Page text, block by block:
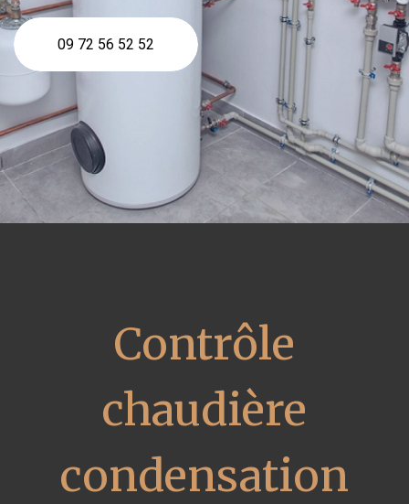
09 72 56 52 52
Contrôle
chaudière
condensation